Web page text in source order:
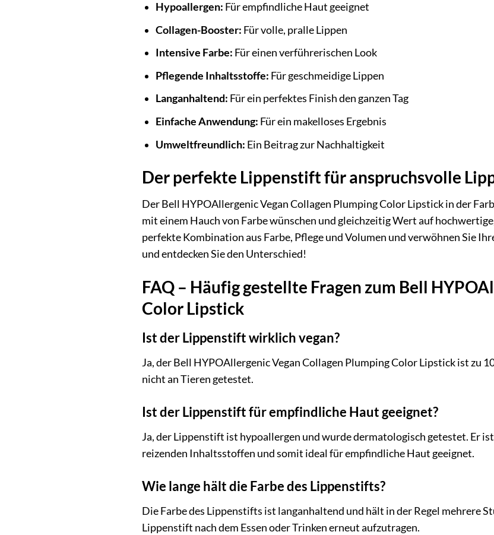
Hypoallergen: Für empfindliche Haut geeignet
Collagen-Booster: Für volle, pralle Lippen
Intensive Farbe: Für einen verführerischen Look
Pflegende Inhaltsstoffe: Für geschmeidige Lippen
Langanhaltend: Für ein perfektes Finish den ganzen Tag
Einfache Anwendung: Für ein makelloses Ergebnis
Umweltfreundlich: Ein Beitrag zur Nachhaltigkeit
Der perfekte Lippenstift für anspruchsvolle
Der Bell HYPOAllergenic Vegan Collagen Plumping Color Lipstick in der
mit einem Hauch von Farbe wünschen und gleichzeitig Wert auf
perfekte Kombination aus Farbe, Pflege und Volumen und verwöhnen Sie
und entdecken Sie den Unterschied!
FAQ – Häufig gestellte Fragen zum Bell
Color Lipstick
Ist der Lippenstift wirklich vegan?
Ja, der Bell HYPOAllergenic Vegan Collagen Plumping Color Lipstick ist zu
nicht an Tieren getestet.
Ist der Lippenstift für empfindliche Haut geeignet?
Ja, der Lippenstift ist hypoallergen und wurde dermatologisch getestet. Er
reizenden Inhaltsstoffen und somit ideal für empfindliche Haut geeignet.
Wie lange hält die Farbe des Lippenstifts?
Die Farbe des Lippenstifts ist langanhaltend und hält in der Regel mehrere
Lippenstift nach dem Essen oder Trinken erneut aufzutragen.